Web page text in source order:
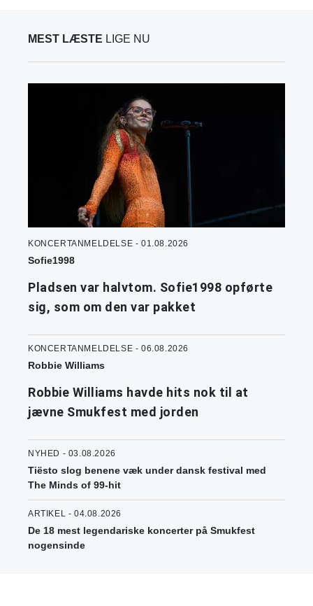
MEST LÆSTE LIGE NU
KONCERTANMELDELSE - 01.08.2026
Sofie1998
Pladsen var halvtom. Sofie1998 opførte
sig, som om den var pakket
KONCERTANMELDELSE - 06.08.2026
Robbie Williams
Robbie Williams havde hits nok til at
jævne Smukfest med jorden
NYHED - 03.08.2026
Tiësto slog benene væk under dansk festival med
The Minds of 99-hit
ARTIKEL - 04.08.2026
De 18 mest legendariske koncerter på Smukfest
nogensinde